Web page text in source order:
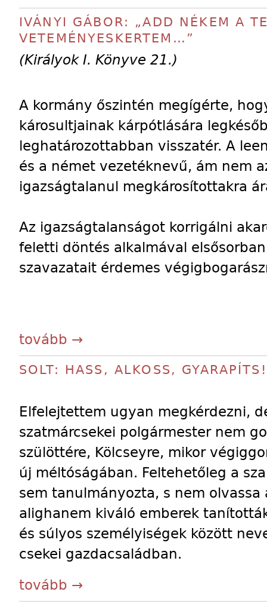
IVÁNYI GÁBOR: „ADD NÉKEM A
VETEMÉNYESKERTEM…”
(Királyok I. Könyve 21.)
A kormány őszintén megígérte,
károsultjainak kárpótlására
leghatározottabban visszatér. A
és a német vezetéknevű, ám nem
igazságtalanul megkárosítottakra
Az igazságtalanságot korrigálni
feletti döntés alkalmával
szavazatait érdemes
tovább →
SOLT: HASS, ALKOSS, GYARAPÍTS!
Elfelejtettem ugyan megkérdezni,
szatmárcsekei polgármester nem
szülöttére, Kölcseyre, mikor
új méltóságában. Feltehetőleg a
sem tanulmányozta, s nem olvassa
alighanem kiváló emberek
és súlyos személyiségek között
csekei gazdacsaládban.
tovább →